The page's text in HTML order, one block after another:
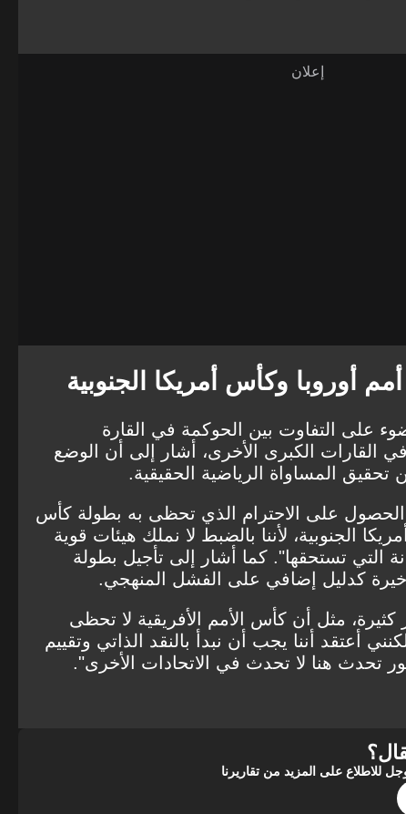
أوروبا وكأس أمريكا الجنوبية
على التفاوت بين الحوكمة في القارة
في القارات الكبرى الأخرى، أشار إلى أن الوضع
المساواة الرياضية الحقيقية.
الحصول على الاحترام الذي تحظى به بطولة كأس
الجنوبية، لأننا بالضبط لا نملك هيئات قوية
التي تستحقها". كما أشار إلى تأجيل بطولة
كدليل إضافي على الفشل المنهجي.
مثل أن كأس الأمم الأفريقية لا تحظى
أعتقد أننا يجب أن نبدأ بالنقد الذاتي وتقييم
أمور تحدث هنا لا تحدث في الاتحادات الأخرى".
على المزيد من تقاريرنا